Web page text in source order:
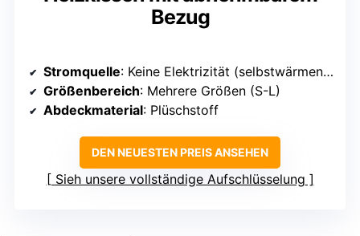
Bezug
Stromquelle: Keine Elektrizität (selbstwärmend)
Größenbereich: Mehrere Größen (S-L)
Abdeckmaterial: Plüschstoff
DEN NEUESTEN PREIS ANSEHEN
Sieh unsere vollständige Aufschlüsselung